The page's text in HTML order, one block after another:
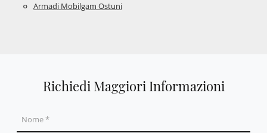
Armadi Mobilgam Ostuni
Richiedi Maggiori Informazioni